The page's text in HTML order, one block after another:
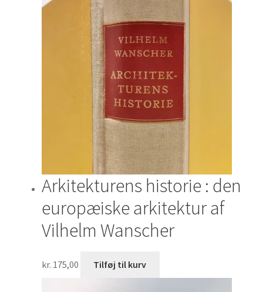
Arkitekturens historie : den
europæiske arkitektur af
Vilhelm Wanscher
kr. 175,00 Tilføj til kurv